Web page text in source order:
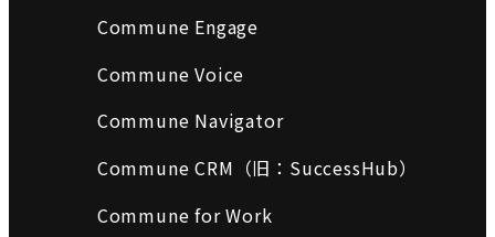
Commune Engage
Commune Voice
Commune Navigator
Commune CRM（旧：SuccessHub）
Commune for Work